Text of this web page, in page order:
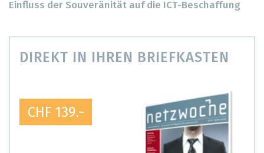
Einfluss der Souveränität auf die ICT-Beschaffung
DIREKT IN IHREN BRIEFKASTEN
CHF 139.-